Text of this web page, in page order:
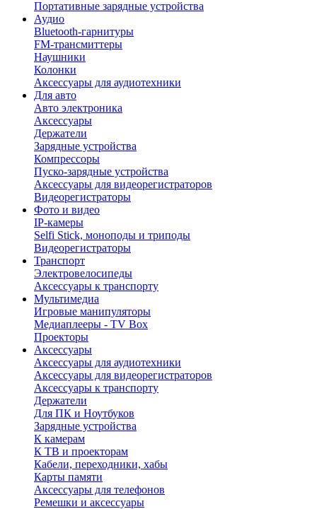
Портативные зарядные устройства
Аудио
Bluetooth-гарнитуры
FM-трансмиттеры
Наушники
Колонки
Аксессуары для аудиотехники
Для авто
Авто электроника
Аксессуары
Держатели
Зарядные устройства
Компрессоры
Пуско-зарядные устройства
Аксессуары для видеорегистраторов
Видеорегистраторы
Фото и видео
IP-камеры
Selfi Stick, моноподы и триподы
Видеорегистраторы
Транспорт
Электровелосипеды
Аксессуары к транспорту
Мультимедиа
Игровые манипуляторы
Медиаплееры - TV Box
Проекторы
Аксессуары
Аксессуары для аудиотехники
Аксессуары для видеорегистраторов
Аксессуары к транспорту
Держатели
Для ПК и Ноутбуков
Зарядные устройства
К камерам
К ТВ и проекторам
Кабели, переходники, хабы
Карты памяти
Аксессуары для телефонов
Ремешки и аксессуары